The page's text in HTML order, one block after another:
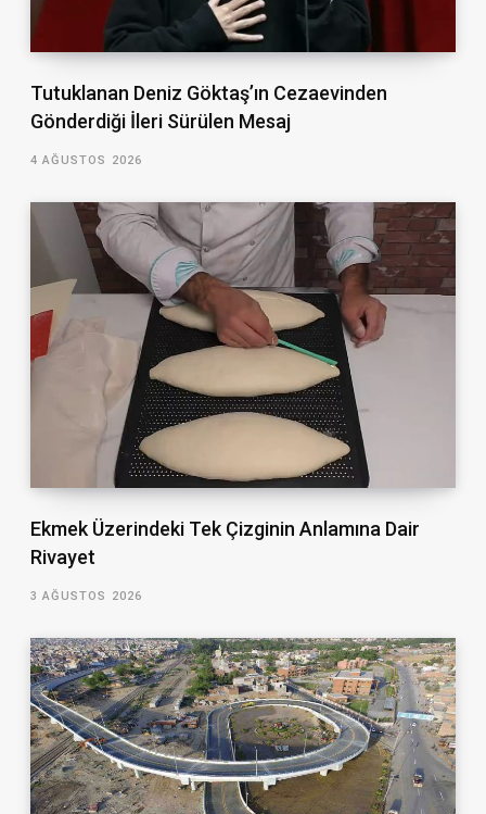
Tutuklanan Deniz Göktaş’ın Cezaevinden
Gönderdiği İleri Sürülen Mesaj
4 AĞUSTOS 2026
Ekmek Üzerindeki Tek Çizginin Anlamına Dair
Rivayet
3 AĞUSTOS 2026